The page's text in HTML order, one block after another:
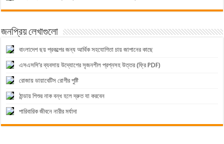
জনপ্রিয় লেখাগুলো
বাংলাদেশ ছয় প্রকল্পের জন্য আর্থিক সহযোগিতা চায় জাপানের কাছে
এসএসসি’র ব্যবসায় উদ্যোগের সৃজনশীল প্রশ্নসহ উত্তর (ফ্রি PDF)
রোজায় ডায়াবেটিস রোগীর পুষ্টি
ঠান্ডায় শিশুর নাক বন্ধ হলে দ্রুত যা করবেন
পারিবারিক জীবনে নারীর মর্যাদা